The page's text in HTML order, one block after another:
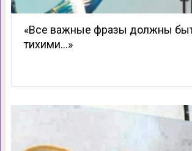
«Все важные фразы должны
тихими…»